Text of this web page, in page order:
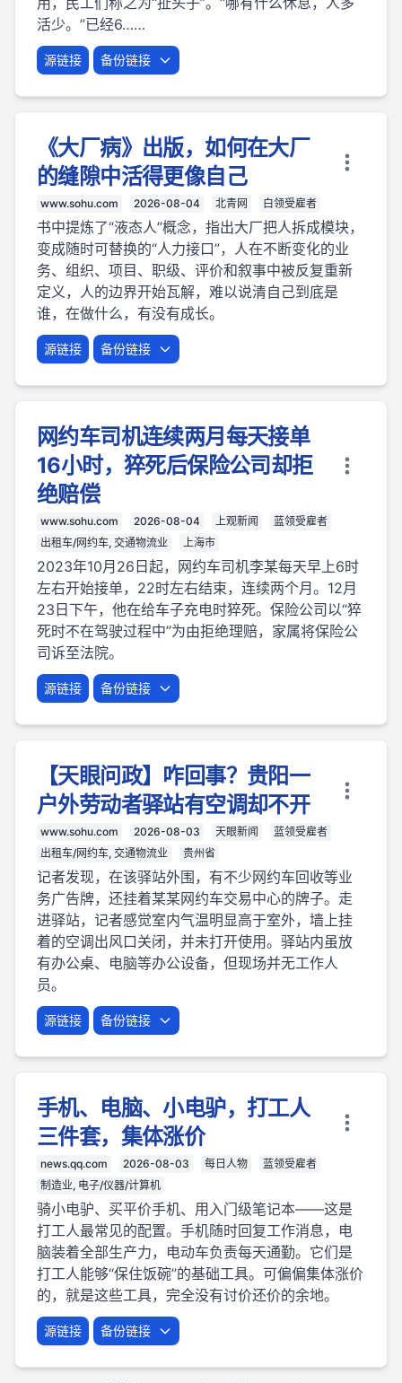
活少。”已经6……
源链接 备份链接
《大厂病》出版，如何在大厂
的缝隙中活得更像自己
www.sohu.com 2026-08-04 北青网 白领受雇者
书中提炼了“液态人”概念，指出大厂把人拆成模块，
变成随时可替换的“人力接口”，人在不断变化的业
务、组织、项目、职级、评价和叙事中被反复重新
定义，人的边界开始瓦解，难以说清自己到底是
谁，在做什么，有没有成长。
源链接 备份链接
网约车司机连续两月每天接单
16小时，猝死后保险公司却拒
绝赔偿
www.sohu.com 2026-08-04 上观新闻
蓝领受雇者
出租车/网约车, 交通物流业
上海市
2023年10月26日起，网约车司机李某每天早上6时
左右开始接单，22时左右结束，连续两个月。12月
23日下午，他在给车子充电时猝死。保险公司以“猝
死时不在驾驶过程中”为由拒绝理赔，家属将保险公
司诉至法院。
源链接 备份链接
【天眼问政】咋回事？贵阳一
户外劳动者驿站有空调却不开
www.sohu.com 2026-08-03 天眼新闻
蓝领受雇者
出租车/网约车, 交通物流业
贵州省
记者发现，在该驿站外围，有不少网约车回收等业
务广告牌，还挂着某某网约车交易中心的牌子。走
进驿站，记者感觉室内气温明显高于室外，墙上挂
着的空调出风口关闭，并未打开使用。驿站内虽放
有办公桌、电脑等办公设备，但现场并无工作人
员。
源链接 备份链接
手机、电脑、小电驴，打工人
三件套，集体涨价
news.qq.com 2026-08-03 每日人物
蓝领受雇者
制造业, 电子/仪器/计算机
骑小电驴、买平价手机、用入门级笔记本——这是
打工人最常见的配置。手机随时回复工作消息，电
脑装着全部生产力，电动车负责每天通勤。它们是
打工人能够“保住饭碗”的基础工具。可偏偏集体涨价
的，就是这些工具，完全没有讨价还价的余地。
源链接 备份链接